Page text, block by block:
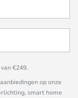
€249.
op onze
smart home